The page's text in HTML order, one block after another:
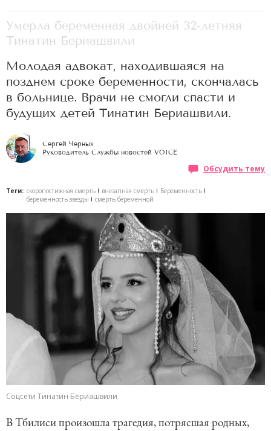
Умерла беременная двойней 32-летняя
Тинатин Бериашвили
Молодая адвокат, находившаяся на
позднем сроке беременности, скончалась
в больнице. Врачи не смогли спасти и
будущих детей Тинатин Бериашвили.
Сергей Черных
Руководитель Службы новостей VOICE
Обсудить тему
Теги: скоропостижная смерть внезапная смерть
Беременность
беременность звезды
смерть беременной
Соцсети Тинатин Бериашвили
В Тбилиси произошла трагедия, потрясшая родных,